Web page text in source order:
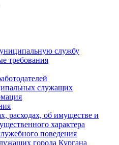
службу
требования
служащих
расходах, об имуществе и
характера
поведения
города Кургана